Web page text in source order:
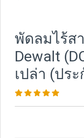
พัดลมไร้ส
Dewalt
เปล่า (ปร